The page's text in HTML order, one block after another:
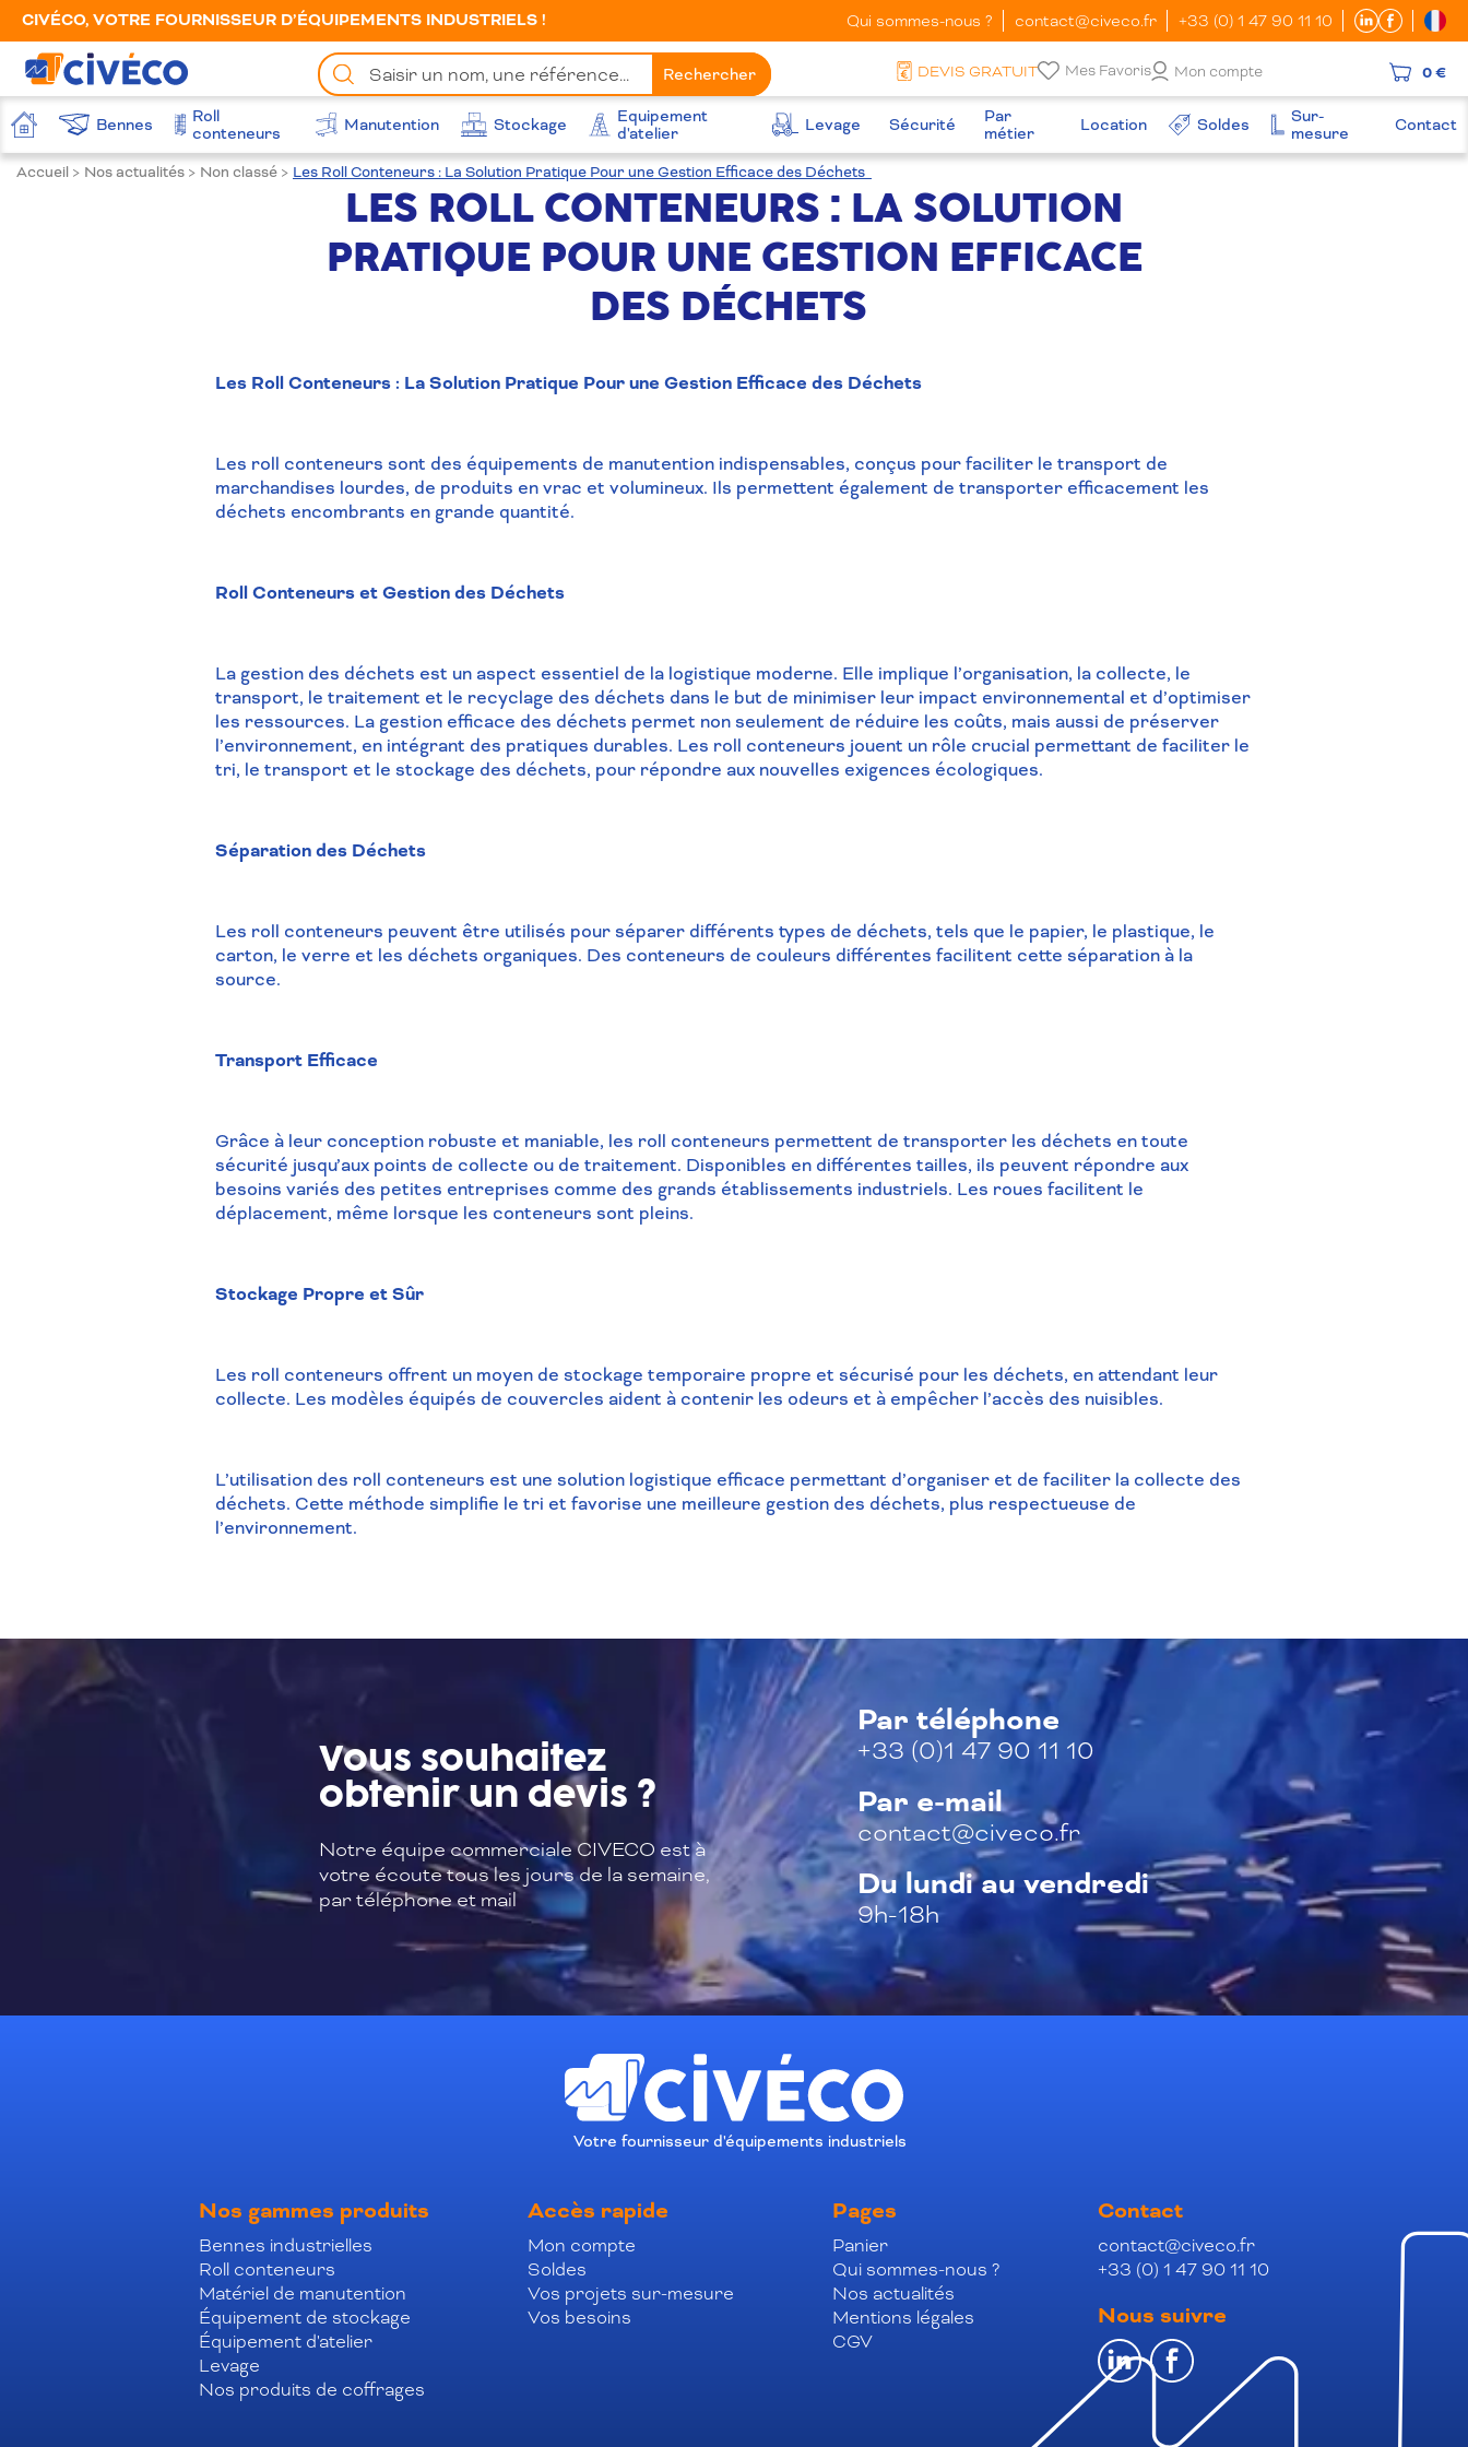
CIVÉCO, VOTRE FOURNISSEUR D’ÉQUIPEMENTS INDUSTRIELS ! Qui sommes-nous ? contact@civeco.fr +33 (0) 1 47 90 11 10
Chercher
un
produit
Rechercher DEVIS GRATUIT Mes Favoris Mon compte 0 €
Accueil Bennes
Roll
conteneurs
Manutention Stockage
Equipement
d'atelier
Levage Sécurité
Par
métier
Location Soldes
Sur-
mesure
Contact
Accueil > Nos actualités > Non classé > Les Roll Conteneurs : La Solution Pratique Pour une Gestion Efficace des Déchets
LES ROLL CONTENEURS : LA SOLUTION
PRATIQUE POUR UNE GESTION EFFICACE
DES DÉCHETS
Les Roll Conteneurs : La Solution Pratique Pour une Gestion Efficace des Déchets
Les roll conteneurs sont des équipements de manutention indispensables, conçus pour faciliter le transport de
marchandises lourdes, de produits en vrac et volumineux. Ils permettent également de transporter efficacement les
déchets encombrants en grande quantité.
Roll Conteneurs et Gestion des Déchets
La gestion des déchets est un aspect essentiel de la logistique moderne. Elle implique l’organisation, la collecte, le
transport, le traitement et le recyclage des déchets dans le but de minimiser leur impact environnemental et d’optimiser
les ressources. La gestion efficace des déchets permet non seulement de réduire les coûts, mais aussi de préserver
l’environnement, en intégrant des pratiques durables. Les roll conteneurs jouent un rôle crucial permettant de faciliter le
tri, le transport et le stockage des déchets, pour répondre aux nouvelles exigences écologiques.
Séparation des Déchets
Les roll conteneurs peuvent être utilisés pour séparer différents types de déchets, tels que le papier, le plastique, le
carton, le verre et les déchets organiques. Des conteneurs de couleurs différentes facilitent cette séparation à la
source.
Transport Efficace
Grâce à leur conception robuste et maniable, les roll conteneurs permettent de transporter les déchets en toute
sécurité jusqu’aux points de collecte ou de traitement. Disponibles en différentes tailles, ils peuvent répondre aux
besoins variés des petites entreprises comme des grands établissements industriels. Les roues facilitent le
déplacement, même lorsque les conteneurs sont pleins.
Stockage Propre et Sûr
Les roll conteneurs offrent un moyen de stockage temporaire propre et sécurisé pour les déchets, en attendant leur
collecte. Les modèles équipés de couvercles aident à contenir les odeurs et à empêcher l’accès des nuisibles.
L’utilisation des roll conteneurs est une solution logistique efficace permettant d’organiser et de faciliter la collecte des
déchets. Cette méthode simplifie le tri et favorise une meilleure gestion des déchets, plus respectueuse de
l’environnement.
Vous souhaitez
obtenir un devis ?
Notre équipe commerciale CIVECO est à
votre écoute tous les jours de la semaine,
par téléphone et mail
Par téléphone
+33 (0)1 47 90 11 10
Par e-mail
contact@civeco.fr
Du lundi au vendredi
9h-18h
Votre fournisseur d'équipements industriels
Nos gammes produits
Bennes industrielles
Roll conteneurs
Matériel de manutention
Équipement de stockage
Équipement d'atelier
Levage
Nos produits de coffrages
Accès rapide
Mon compte
Soldes
Vos projets sur-mesure
Vos besoins
Pages
Panier
Qui sommes-nous ?
Nos actualités
Mentions légales
CGV
Contact
contact@civeco.fr
+33 (0) 1 47 90 11 10
Nous suivre